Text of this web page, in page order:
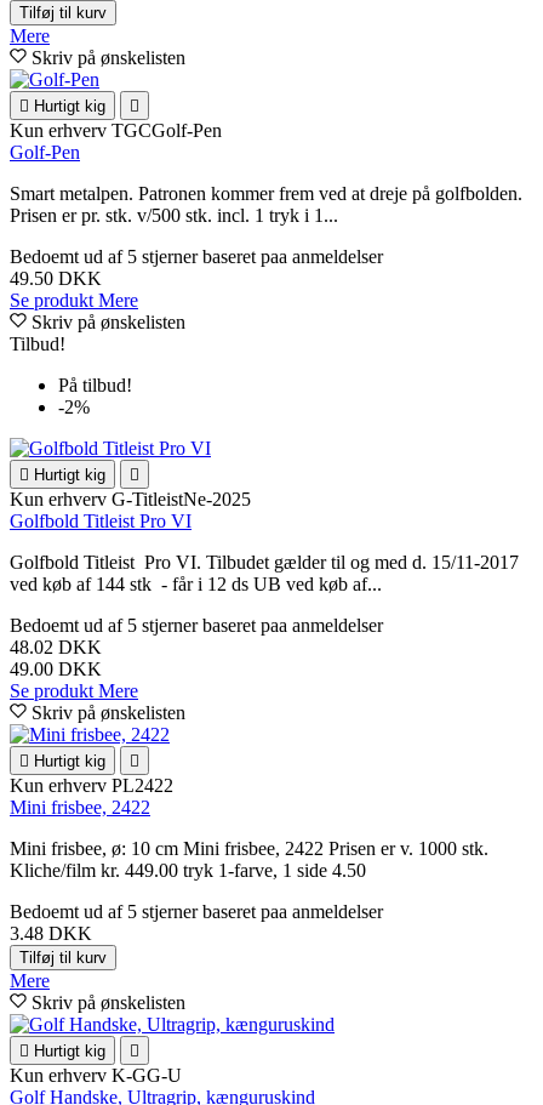
Tilføj til kurv
Mere
Skriv på ønskelisten
 Hurtigt kig 
Kun erhverv TGCGolf-Pen
Golf-Pen
Smart metalpen. Patronen kommer frem ved at dreje på golfbolden.
Prisen er pr. stk. v/500 stk. incl. 1 tryk i 1...
Bedoemt ud af 5 stjerner baseret paa anmeldelser
49.50 DKK
Se produkt Mere
Skriv på ønskelisten
Tilbud!
På tilbud!
-2%
 Hurtigt kig 
Kun erhverv G-TitleistNe-2025
Golfbold Titleist Pro VI
Golfbold Titleist Pro VI. Tilbudet gælder til og med d. 15/11-2017
ved køb af 144 stk - får i 12 ds UB ved køb af...
Bedoemt ud af 5 stjerner baseret paa anmeldelser
48.02 DKK
49.00 DKK
Se produkt Mere
Skriv på ønskelisten
 Hurtigt kig 
Kun erhverv PL2422
Mini frisbee, 2422
Mini frisbee, ø: 10 cm Mini frisbee, 2422 Prisen er v. 1000 stk.
Kliche/film kr. 449.00 tryk 1-farve, 1 side 4.50
Bedoemt ud af 5 stjerner baseret paa anmeldelser
3.48 DKK
Tilføj til kurv
Mere
Skriv på ønskelisten
 Hurtigt kig 
Kun erhverv K-GG-U
Golf Handske, Ultragrip, kænguruskind